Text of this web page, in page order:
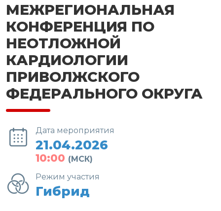
МЕЖРЕГИОНАЛЬНАЯ
КОНФЕРЕНЦИЯ ПО
НЕОТЛОЖНОЙ
КАРДИОЛОГИИ
ПРИВОЛЖСКОГО
ФЕДЕРАЛЬНОГО ОКРУГА
Дата мероприятия
21.04.2026
10:00 (МСК)
Режим участия
Гибрид